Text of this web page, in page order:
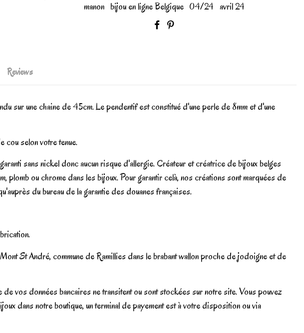
manon bijou en ligne Belgique 04/24 avril 24
Reviews
sur une chaine de 45cm. Le pendentif est constitué d'une perle de 8mm et d'une
cou selon votre tenue.
sans nickel donc aucun risque d'allergie. Créateur et créatrice de bijoux belges
ou chrome dans les bijoux. Pour garantir celà, nos créations sont marquées de
du bureau de la garantie des douanes françaises.
St André, commune de Ramillies dans le brabant wallon proche de jodoigne et de
vos données bancaires ne transitent ou sont stockées sur notre site. Vous pouvez
dans notre boutique, un terminal de payement est à votre disposition ou via